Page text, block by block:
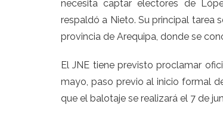
necesita captar electores de
respaldó a Nieto. Su principal tarea
provincia de Arequipa, donde se
El JNE tiene previsto proclamar
mayo, paso previo al inicio formal
que el balotaje se realizará el 7 de